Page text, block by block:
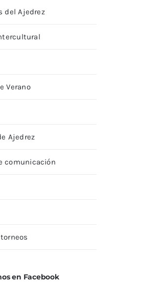
del Ajedrez
Verano
Ajedrez
comunicación
en Facebook